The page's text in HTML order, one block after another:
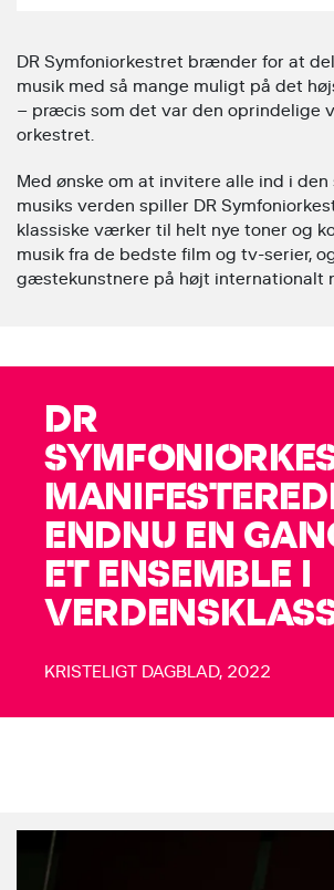
DR Symfoniorkestret brænder for at
musik med så mange muligt på det
– præcis som det var den oprindelige
orkestret.
Med ønske om at invitere alle ind i den
musiks verden spiller DR
klassiske værker til helt nye toner og
musik fra de bedste film og tv-serier,
gæstekunstnere på højt internationalt
DR
ENDNU EN
ET ENSEMBLE I
KRISTELIGT DAGBLAD, 2022